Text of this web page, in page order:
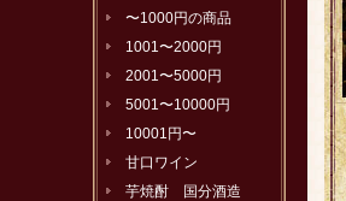
〜1000円の商品
1001〜2000円
2001〜5000円
5001〜10000円
10001円〜
甘口ワイン
芋焼酎 国分酒造